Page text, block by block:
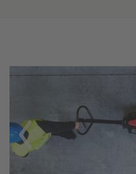
Previous